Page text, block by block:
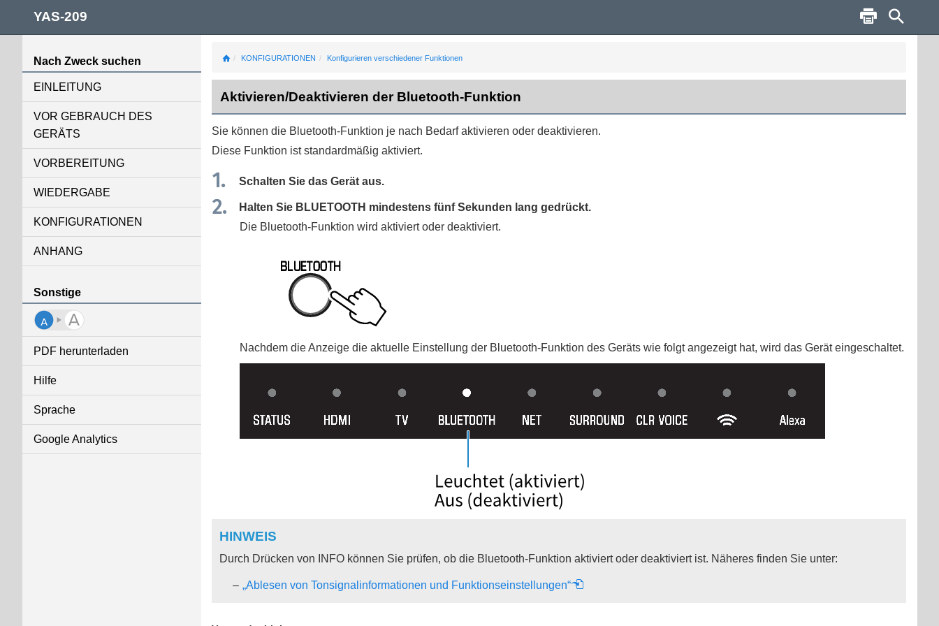
Nach Zweck suchen
EINLEITUNG
VOR GEBRAUCH DES
GERÄTS
VORBEREITUNG
WIEDERGABE
KONFIGURATIONEN
ANHANG
Sonstige
PDF herunterladen
Hilfe
Sprache
Google Analytics
KONFIGURATIONEN Konfigurieren verschiedener Funktionen
Aktivieren/Deaktivieren der Bluetooth-Funktion
Sie können die Bluetooth-Funktion je nach Bedarf aktivieren oder deaktivieren.
Diese Funktion ist standardmäßig aktiviert.
Schalten Sie das Gerät aus.
Halten Sie BLUETOOTH mindestens fünf Sekunden lang gedrückt.
Die Bluetooth-Funktion wird aktiviert oder deaktiviert.
Nachdem die Anzeige die aktuelle Einstellung der Bluetooth-Funktion des Geräts wie folgt angezeigt hat, wird das Gerät eingeschaltet.
HINWEIS
Durch Drücken von INFOkönnen Sie prüfen, ob die Bluetooth-Funktion aktiviert oder deaktiviert ist. Näheres finden Sie unter:
„Ablesen von Tonsignalinformationen und Funktionseinstellungen“
YAS-209